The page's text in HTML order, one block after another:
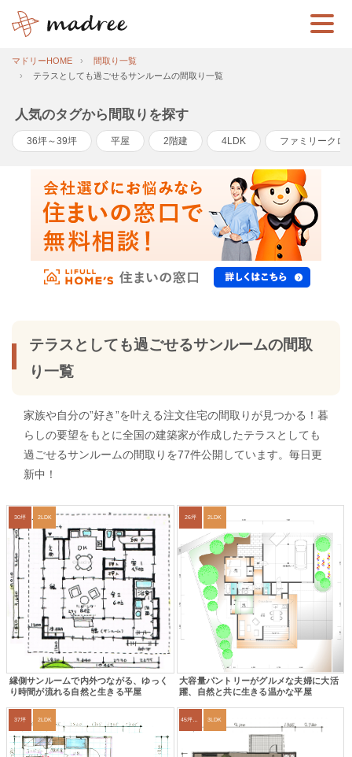
マドリーHOME
間取り一覧
テラスとしても過ごせるサンルームの間取り一覧
人気のタグから間取りを探す
36坪～39坪 平屋 2階建 4LDK ファミリークロ
テラスとしても過ごせるサンルームの間取
り一覧
家族や自分の”好き”を叶える注文住宅の間取りが見つかる！暮
らしの要望をもとに全国の建築家が作成したテラスとしても
過ごせるサンルームの間取りを77件公開しています。毎日更
新中！
30坪 2LDK
縁側サンルームで内外つながる、ゆっく
り時間が流れる自然と生きる平屋
26坪 2LDK
大容量パントリーがグルメな夫婦に大活
躍、自然と共に生きる温かな平屋
37坪 2LDK 45坪～49坪 3LDK